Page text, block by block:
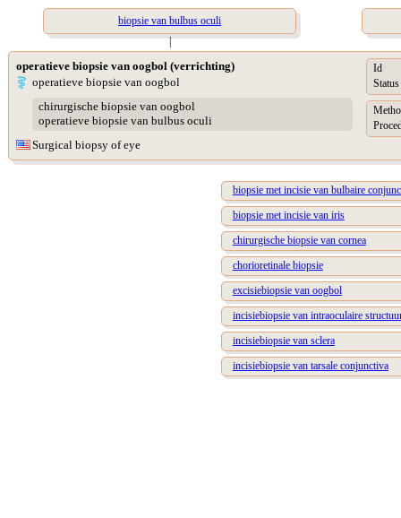
biopsie van bulbus oculi
|
operatieve biopsie van oogbol (verrichting)
operatieve biopsie van oogbol
chirurgische biopsie van oogbol
operatieve biopsie van bulbus oculi
Surgical biopsy of eye
Id
Status
biopsie met incisie van bulbaire
biopsie met incisie van iris
chirurgische biopsie van cornea
chorioretinale biopsie
excisiebiopsie van oogbol
incisiebiopsie van intraoculaire
incisiebiopsie van sclera
incisiebiopsie van tarsale conjunctiva